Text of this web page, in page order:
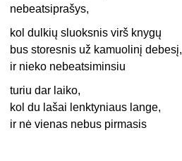
nebeatsiprašys,
kol dulkių sluoksnis virš knygų
bus storesnis už kamuolinį debesį,
ir nieko nebeatsiminsiu
turiu dar laiko,
kol du lašai lenktyniaus lange,
ir nė vienas nebus pirmasis